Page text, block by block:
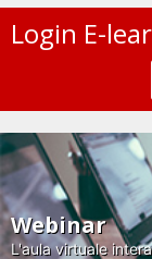
Login E-
Webinar
L'aula virtuale